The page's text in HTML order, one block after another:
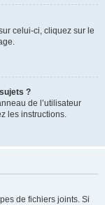
celui-ci, cliquez sur le
?
de l’utilisateur
les instructions.
de fichiers joints. Si